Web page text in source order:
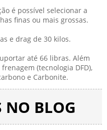
é possível selecionar a
finas ou mais grossas.
e drag de 30 kilos.
até 66 libras. Além
(tecnologia DFD),
e Carbonite.
NO BLOG